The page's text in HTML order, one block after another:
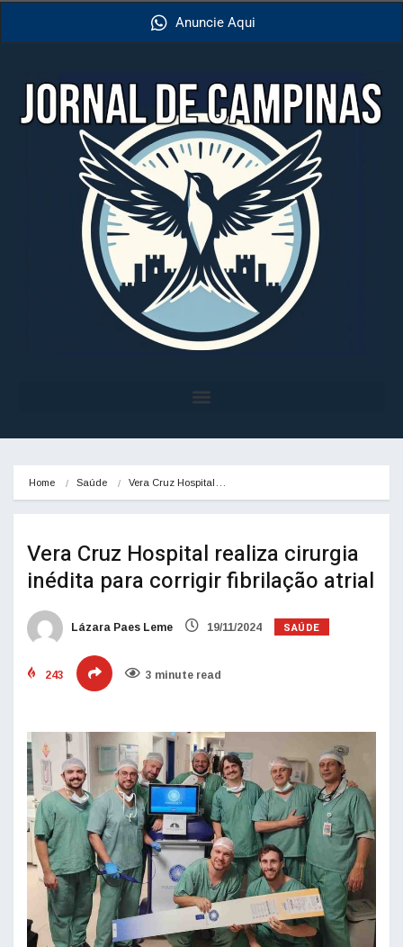
Anuncie Aqui
Home Saúde Vera Cruz Hospital…
Vera Cruz Hospital realiza cirurgia
inédita para corrigir fibrilação atrial
Lázara Paes Leme 19/11/2024 SAÚDE
243 3 minute read